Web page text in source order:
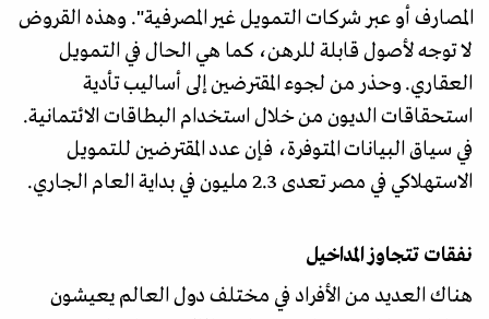
المصارف أو عبر شركات التمويل غير المصرفية". وهذه القروض
لا توجه لأصول قابلة للرهن، كما هي الحال في التمويل
العقاري. وحذر من لجوء المقترضين إلى أساليب تأدية
استحقاقات الديون من خلال استخدام البطاقات الائتمانية.
في سياق البيانات المتوفرة، فإن عدد المقترضين للتمويل
الاستهلاكي في مصر تعدى 2.3 مليون في بداية العام الجاري.
نفقات تتجاوز المداخيل
هناك العديد من الأفراد في مختلف دول العالم يعيشون